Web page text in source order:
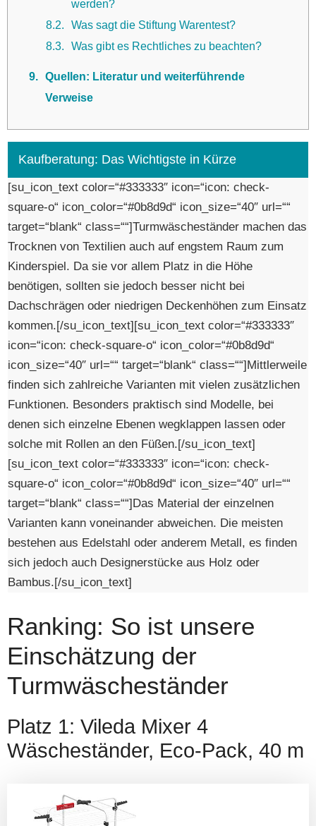
werden?
8.2
Was sagt die Stiftung Warentest?
8.3
Was gibt es Rechtliches zu beachten?
9
Quellen: Literatur und weiterführende
Verweise
Kaufberatung: Das Wichtigste in Kürze
[su_icon_text color=“#333333″ icon=“icon: check-
square-o“ icon_color=“#0b8d9d“ icon_size=“40″ url=““
target=“blank“ class=““]Turmwäscheständer machen das
Trocknen von Textilien auch auf engstem Raum zum
Kinderspiel. Da sie vor allem Platz in die Höhe
benötigen, sollten sie jedoch besser nicht bei
Dachschrägen oder niedrigen Deckenhöhen zum Einsatz
kommen.[/su_icon_text][su_icon_text color=“#333333″
icon=“icon: check-square-o“ icon_color=“#0b8d9d“
icon_size=“40″ url=““ target=“blank“ class=““]Mittlerweile
finden sich zahlreiche Varianten mit vielen zusätzlichen
Funktionen. Besonders praktisch sind Modelle, bei
denen sich einzelne Ebenen wegklappen lassen oder
solche mit Rollen an den Füßen.[/su_icon_text]
[su_icon_text color=“#333333″ icon=“icon: check-
square-o“ icon_color=“#0b8d9d“ icon_size=“40″ url=““
target=“blank“ class=““]Das Material der einzelnen
Varianten kann voneinander abweichen. Die meisten
bestehen aus Edelstahl oder anderem Metall, es finden
sich jedoch auch Designerstücke aus Holz oder
Bambus.[/su_icon_text]
Ranking: So ist unsere
Einschätzung der
Turmwäscheständer
Platz 1: Vileda Mixer 4
Wäscheständer, Eco-Pack, 40 m